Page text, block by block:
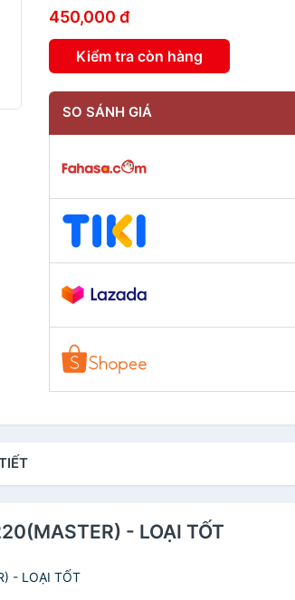
450,000 đ
Kiểm tra còn hàng
SO SÁNH GIÁ
- LOẠI TỐT
- LOẠI TỐT